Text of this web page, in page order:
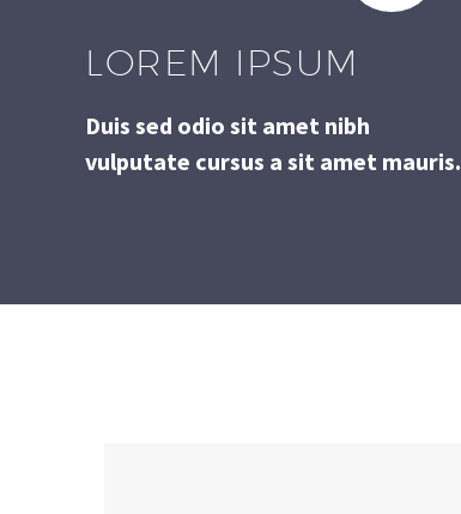
LOREM IPSUM
Duis sed odio sit amet nibh
vulputate cursus a sit amet mauris.